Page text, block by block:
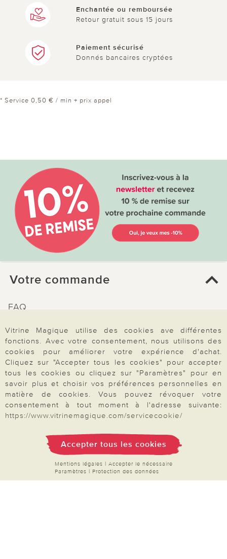
Enchantée ou remboursée
Retour gratuit sous 15 jours
Paiement sécurisé
Donnés bancaires cryptées
* Service 0,50 € / min + prix appel
Votre commande
FAQ
Inscription Newsletter
Demande de catalogue
Données personnelles
Droit de rétractation
Rétractation
Paiement & Livraison
Vitrine Magique utilise des cookies ave différentes
fonctions. Avec votre consentement, nous utilisons des
cookies pour améliorer votre expérience d'achat.
Cliquez sur "Accepter tous les cookies" pour accepter
tous les cookies ou cliquez sur "Paramètres" pour en
savoir plus et choisir vos préférences personnelles en
matière de cookies. Vous pouvez révoquer votre
consentement à tout moment à l'adresse suivante:
https://www.vitrinemagique.com/servicecookie/
Accepter tous les cookies
Mentions légales | Accepter le nécessaire
Paramètres | Protection des données